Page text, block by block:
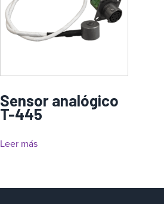
Sensor analógico
T-445
Leer más